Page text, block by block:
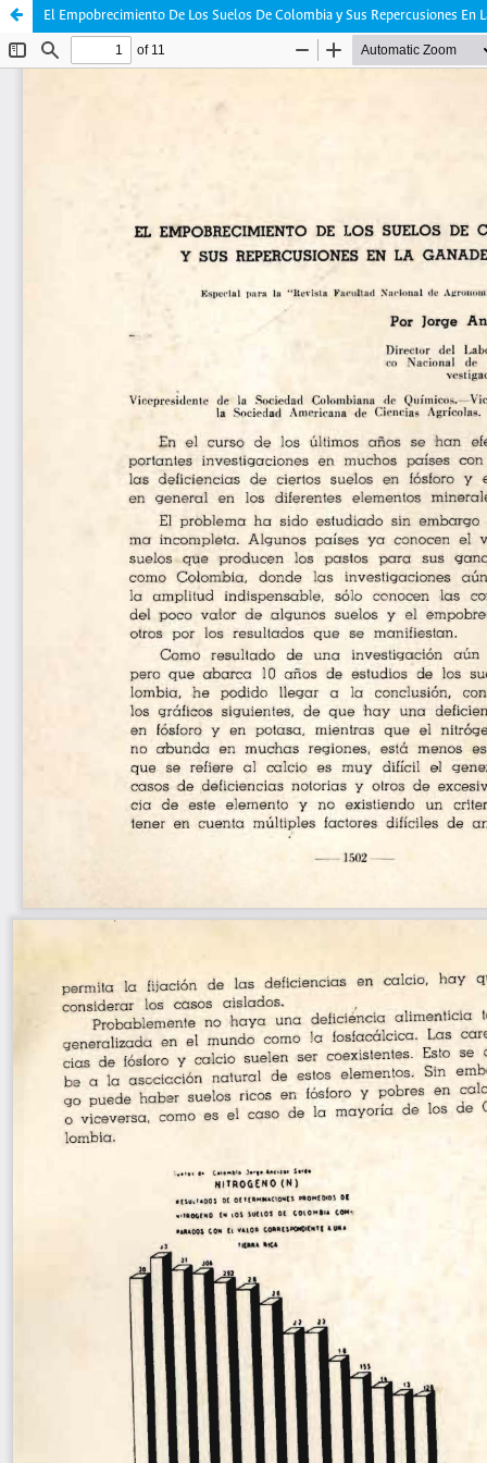
El Empobrecimiento De Los Suelos De Colombia y Sus Repercusiones En